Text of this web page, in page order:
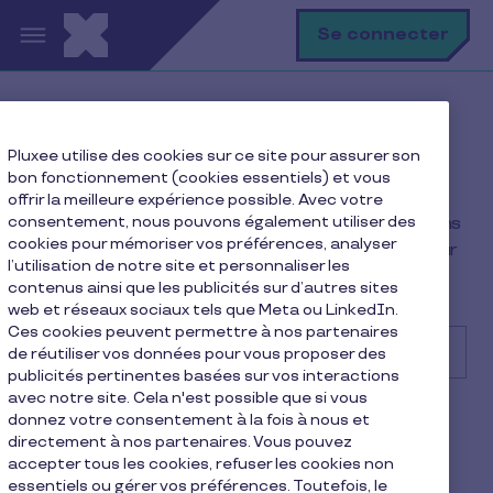
Aller au contenu principal Se connecter
Comment pouvons-nous
vous aider ?
Nous sommes là pour vous ! Tapez votre question dans
la barre de recherche ou faites défiler vers le bas pour
choisir le sujet dont vous avez besoin.
Rechercher
Articles populaires
Quand ma Pluxee Card va-t-elle être livrée ?
Où puis-je trouver le code PIN de ma carte
Pluxee utilise des cookies sur ce site pour assurer son
bon fonctionnement (cookies essentiels) et vous
offrir la meilleure expérience possible. Avec votre
consentement, nous pouvons également utiliser des
cookies pour mémoriser vos préférences, analyser
l’utilisation de notre site et personnaliser les
contenus ainsi que les publicités sur d’autres sites
web et réseaux sociaux tels que Meta ou LinkedIn.
Ces cookies peuvent permettre à nos partenaires
de réutiliser vos données pour vous proposer des
publicités pertinentes basées sur vos interactions
avec notre site. Cela n'est possible que si vous
donnez votre consentement à la fois à nous et
directement à nos partenaires. Vous pouvez
accepter tous les cookies, refuser les cookies non
essentiels ou gérer vos préférences. Toutefois, le